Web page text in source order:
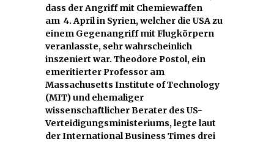
dass der Angriff mit Chemiewaffen
am 4. April in Syrien, welcher die USA zu
einem Gegenangriff mit Flugkörpern
veranlasste, sehr wahrscheinlich
inszeniert war. Theodore Postol, ein
emeritierter Professor am
Massachusetts Institute of Technology
(MIT) und ehemaliger
wissenschaftlicher Berater des US-
Verteidigungsministeriums, legte laut
der International Business Times drei